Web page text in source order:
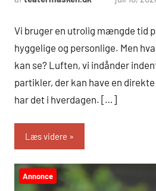
Vi bruger en utrolig mængde tid
hyggelige og personlige. Men
kan se? Luften, vi indånder
partikler, der kan have en
har det i hverdagen. […]
Læs videre
Annonce